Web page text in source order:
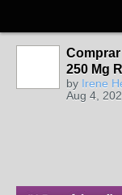
250 Mg
by Irene
Aug 4,